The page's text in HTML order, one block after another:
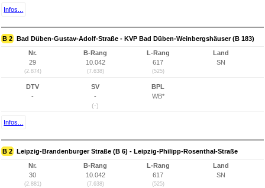
Infos...
B 2 Bad Düben-Gustav-Adolf-Straße - KVP Bad Düben-Weinbergshäuser (B 183)
Nr.
29
(2.874)
B-Rang
10.042
(7.638)
L-Rang
617
(525)
Land
SN
DTV
-
SV
-
(-)
BPL
WB*
Infos...
B 2 Leipzig-Brandenburger Straße (B 6) - Leipzig-Philipp-Rosenthal-Straße
Nr.
30
(2.881)
B-Rang
10.042
(7.638)
L-Rang
617
(525)
Land
SN